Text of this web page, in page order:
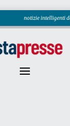
notizie intelligenti